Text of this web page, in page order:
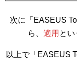
次に「EASEUS
ら、 適用 とい
以上で「EASEUS